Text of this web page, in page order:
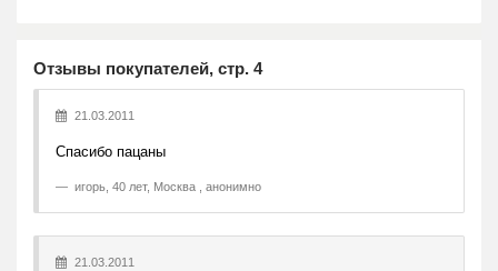
Отзывы покупателей, стр. 4
21.03.2011
Спасибо пацаны
игорь 40 лет, Москва , анонимно
21.03.2011